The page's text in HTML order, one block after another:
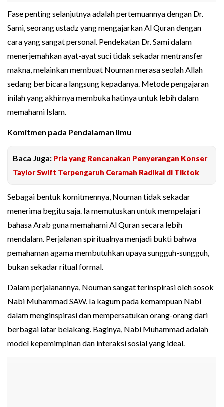
Fase penting selanjutnya adalah pertemuannya dengan Dr.
Sami, seorang ustadz yang mengajarkan Al Quran dengan
cara yang sangat personal. Pendekatan Dr. Sami dalam
menerjemahkan ayat-ayat suci tidak sekadar mentransfer
makna, melainkan membuat Nouman merasa seolah Allah
sedang berbicara langsung kepadanya. Metode pengajaran
inilah yang akhirnya membuka hatinya untuk lebih dalam
memahami Islam.
Komitmen pada Pendalaman Ilmu
Baca Juga: Pria yang Rencanakan Penyerangan Konser
Taylor Swift Terpengaruh Ceramah Radikal di Tiktok
Sebagai bentuk komitmennya, Nouman tidak sekadar
menerima begitu saja. Ia memutuskan untuk mempelajari
bahasa Arab guna memahami Al Quran secara lebih
mendalam. Perjalanan spiritualnya menjadi bukti bahwa
pemahaman agama membutuhkan upaya sungguh-sungguh,
bukan sekadar ritual formal.
Dalam perjalanannya, Nouman sangat terinspirasi oleh sosok
Nabi Muhammad SAW. Ia kagum pada kemampuan Nabi
dalam menginspirasi dan mempersatukan orang-orang dari
berbagai latar belakang. Baginya, Nabi Muhammad adalah
model kepemimpinan dan interaksi sosial yang ideal.